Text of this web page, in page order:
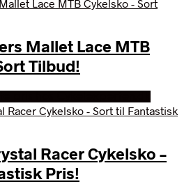
Mallet Lace MTB
Tilbud!
Racer Cykelsko –
Pris!